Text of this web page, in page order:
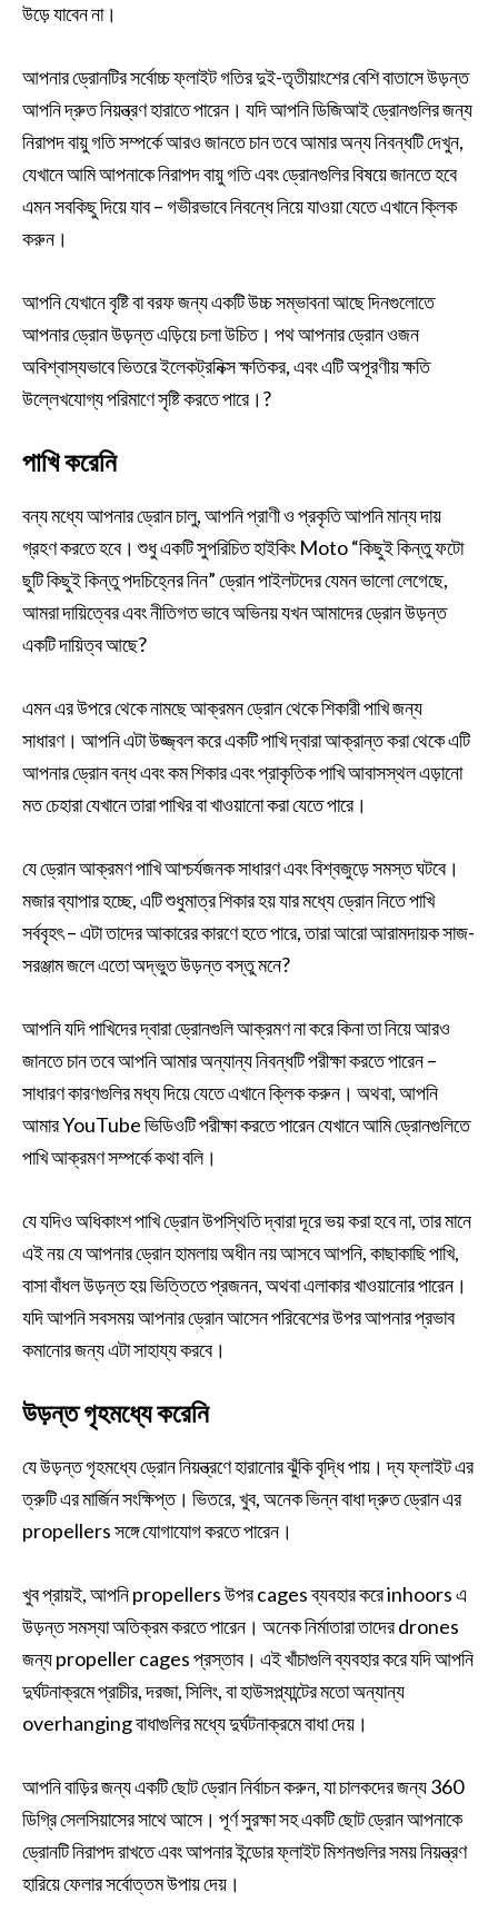
উড়ে যাবেন না।
আপনার ড্রোনটির সর্বোচ্চ ফ্লাইট গতির দুই-তৃতীয়াংশের বেশি বাতাসে উড়ন্ত
আপনি দ্রুত নিয়ন্ত্রণ হারাতে পারেন। যদি আপনি ডিজিআই ড্রোনগুলির জন্য
নিরাপদ বায়ু গতি সম্পর্কে আরও জানতে চান তবে আমার অন্য নিবন্ধটি দেখুন,
যেখানে আমি আপনাকে নিরাপদ বায়ু গতি এবং ড্রোনগুলির বিষয়ে জানতে হবে
এমন সবকিছু দিয়ে যাব – গভীরভাবে নিবন্ধে নিয়ে যাওয়া যেতে এখানে ক্লিক
করুন।
আপনি যেখানে বৃষ্টি বা বরফ জন্য একটি উচ্চ সম্ভাবনা আছে দিনগুলোতে
আপনার ড্রোন উড়ন্ত এড়িয়ে চলা উচিত। পথ আপনার ড্রোন ওজন
অবিশ্বাস্যভাবে ভিতরে ইলেকট্রনিক্স ক্ষতিকর, এবং এটি অপূরণীয় ক্ষতি
উল্লেখযোগ্য পরিমাণে সৃষ্টি করতে পারে।?
পাখি করেনি
বন্য মধ্যে আপনার ড্রোন চালু, আপনি প্রাণী ও প্রকৃতি আপনি মান্য দায়
গ্রহণ করতে হবে। শুধু একটি সুপরিচিত হাইকিং Moto “কিছুই কিন্তু ফটো
ছুটি কিছুই কিন্তু পদচিহ্নের নিন” ড্রোন পাইলটদের যেমন ভালো লেগেছে,
আমরা দায়িত্বের এবং নীতিগত ভাবে অভিনয় যখন আমাদের ড্রোন উড়ন্ত
একটি দায়িত্ব আছে?
এমন এর উপরে থেকে নামছে আক্রমন ড্রোন থেকে শিকারী পাখি জন্য
সাধারণ। আপনি এটা উজ্জ্বল করে একটি পাখি দ্বারা আক্রান্ত করা থেকে এটি
আপনার ড্রোন বন্ধ এবং কম শিকার এবং প্রাকৃতিক পাখি আবাসস্থল এড়ানো
মত চেহারা যেখানে তারা পাখির বা খাওয়ানো করা যেতে পারে।
যে ড্রোন আক্রমণ পাখি আশ্চর্যজনক সাধারণ এবং বিশ্বজুড়ে সমস্ত ঘটবে।
মজার ব্যাপার হচ্ছে, এটি শুধুমাত্র শিকার হয় যার মধ্যে ড্রোন নিতে পাখি
সর্ববৃহৎ – এটা তাদের আকারের কারণে হতে পারে, তারা আরো আরামদায়ক সাজ-
সরঞ্জাম জলে এতো অদ্ভুত উড়ন্ত বস্তু মনে?
আপনি যদি পাখিদের দ্বারা ড্রোনগুলি আক্রমণ না করে কিনা তা নিয়ে আরও
জানতে চান তবে আপনি আমার অন্যান্য নিবন্ধটি পরীক্ষা করতে পারেন –
সাধারণ কারণগুলির মধ্য দিয়ে যেতে এখানে ক্লিক করুন। অথবা, আপনি
আমার YouTube ভিডিওটি পরীক্ষা করতে পারেন যেখানে আমি ড্রোনগুলিতে
পাখি আক্রমণ সম্পর্কে কথা বলি।
যে যদিও অধিকাংশ পাখি ড্রোন উপস্থিতি দ্বারা দূরে ভয় করা হবে না, তার মানে
এই নয় যে আপনার ড্রোন হামলায় অধীন নয় আসবে আপনি, কাছাকাছি পাখি,
বাসা বাঁধল উড়ন্ত হয় ভিত্তিতে প্রজনন, অথবা এলাকার খাওয়ানোর পারেন।
যদি আপনি সবসময় আপনার ড্রোন আসেন পরিবেশের উপর আপনার প্রভাব
কমানোর জন্য এটা সাহায্য করবে।
উড়ন্ত গৃহমধ্যে করেনি
যে উড়ন্ত গৃহমধ্যে ড্রোন নিয়ন্ত্রণে হারানোর ঝুঁকি বৃদ্ধি পায়। দ্য ফ্লাইট এর
ত্রুটি এর মার্জিন সংক্ষিপ্ত। ভিতরে, খুব, অনেক ভিন্ন বাধা দ্রুত ড্রোন এর
propellers সঙ্গে যোগাযোগ করতে পারেন।
খুব প্রায়ই, আপনি propellers উপর cages ব্যবহার করে inhoors এ
উড়ন্ত সমস্যা অতিক্রম করতে পারেন। অনেক নির্মাতারা তাদের drones
জন্য propeller cages প্রস্তাব। এই খাঁচাগুলি ব্যবহার করে যদি আপনি
দুর্ঘটনাক্রমে প্রাচীর, দরজা, সিলিং, বা হাউসপ্ল্যান্টের মতো অন্যান্য
overhanging বাধাগুলির মধ্যে দুর্ঘটনাক্রমে বাধা দেয়।
আপনি বাড়ির জন্য একটি ছোট ড্রোন নির্বাচন করুন, যা চালকদের জন্য 360
ডিগ্রি সেলসিয়াসের সাথে আসে। পূর্ণ সুরক্ষা সহ একটি ছোট ড্রোন আপনাকে
ড্রোনটি নিরাপদ রাখতে এবং আপনার ইন্ডোর ফ্লাইট মিশনগুলির সময় নিয়ন্ত্রণ
হারিয়ে ফেলার সর্বোত্তম উপায় দেয়।